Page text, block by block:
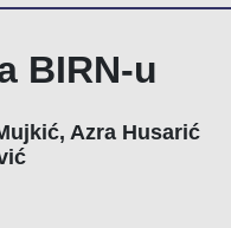
BIRN-u
Azra Husarić